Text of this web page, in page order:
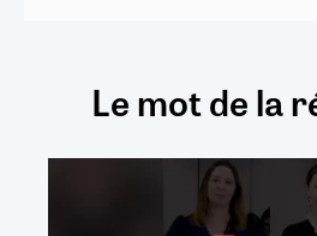
Le mot de la